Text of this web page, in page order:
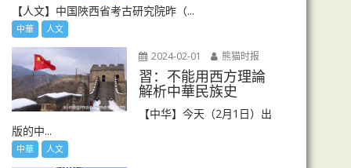
【人文】中国陜西省考古研究院昨（...
中華 人文
2024-02-01 熊猫时报
習：不能用西方理論
解析中華民族史
【中华】今天（2月1日）出
版的中...
中華 人文